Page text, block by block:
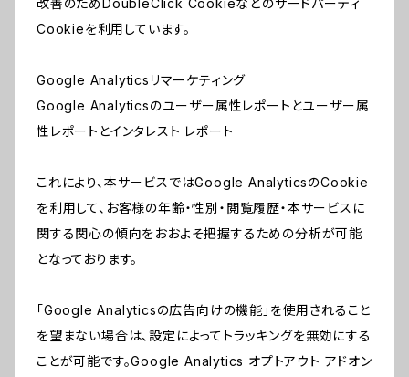
改善のためDoubleClick Cookieなどのサードパーティ
Cookieを利用しています。
Google Analyticsリマーケティング
Google Analyticsのユーザー属性レポートとユーザー属
性レポートとインタレスト レポート
これにより、本サービスではGoogle AnalyticsのCookie
を利用して、お客様の年齢・性別・閲覧履歴・本サービスに
関する関心の傾向をおおよそ把握するための分析が可能
となっております。
「Google Analyticsの広告向けの機能」を使用されること
を望まない場合は、設定によってトラッキングを無効にする
ことが可能です。Google Analytics オプトアウト アドオン